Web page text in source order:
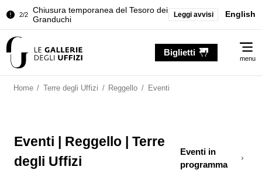
2/2
Chiusura temporanea del Tesoro dei
Granduchi
della Sala dell'Iliade
Granduchi
Leggi avvisi English
Biglietti
menu
Home / Terre degli Uffizi / Reggello / Eventi
Eventi | Reggello | Terre
degli Uffizi
Eventi in
programma